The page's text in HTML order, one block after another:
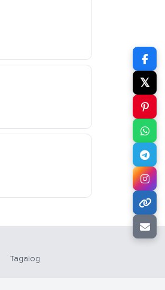
𝕏
Tagalog